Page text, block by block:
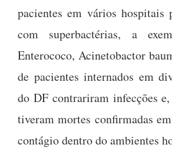
pacientes em vários hospitais
com superbactérias, a
Enterococo, Acinetobactor
de pacientes internados em
do DF contrariram infecções
tiveram mortes confirmadas
contágio dentro do ambientes